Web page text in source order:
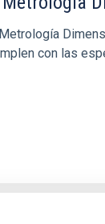
con las